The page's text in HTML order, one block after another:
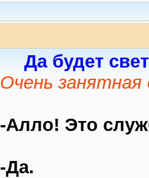
Да будет
Очень занятная
-Алло! Это
-Да.